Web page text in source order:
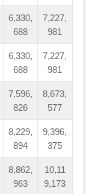
6,330,
688
7,227,
981
6,330,
688
7,227,
981
7,596,
826
8,673,
577
8,229,
894
9,396,
375
8,862,
963
10,11
9,173